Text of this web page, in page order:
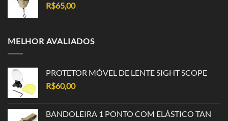
R$65,00
MELHOR AVALIADOS
PROTETOR MÓVEL DE LENTE SIGHT SCOPE
R$60,00
BANDOLEIRA 1 PONTO COM ELÁSTICO TAN